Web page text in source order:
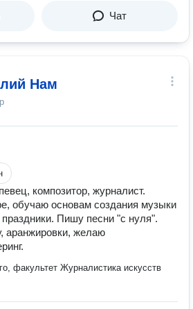
Чат
Нам
композитор, журналист.
обучаю основам создания музыки
Пишу песни "с нуля".
аранжировки, желаю
факультет Журналистика искусств